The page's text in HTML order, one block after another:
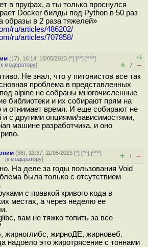
в пруфах, а ты только проснулся
Docker билды под Python в 50 раз
образы в 2 раза тяжелей»
ru/articles/486202/
ru/articles/707858/
(17), 16:14, 10/05/2023 [^] [^^] [^^^]
к модератору]
+1
+ / –
Не знал, что у питонистов все так
проблема в представленных
alpine не собраны многочисленные
библиотеки и их собирают прям на
и отнимает время. И еще собирают не
и с другими опциями/зависимостями,
машине разработчика, и оно
(38), 13:37, 11/05/2023 [^] [^^] [^^^]
[к модератору] + / –
На деле за годы пользования Void
была только с отсутствием
с правкой кривого кода в
местах, а через неделю ее
вам не тяжко топить за все
жирноглибс, жирноДЕ, жирновеб.
надоело это жиротрясение с тоннами